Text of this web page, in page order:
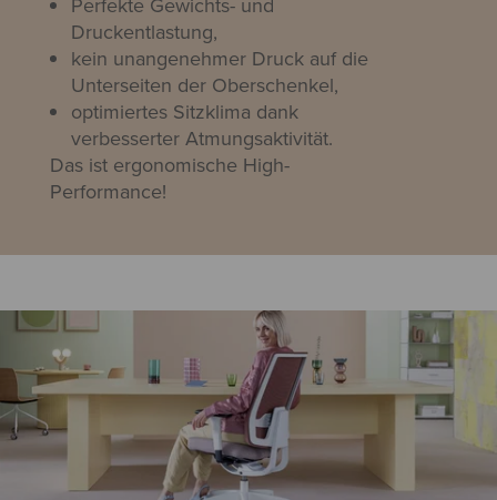
Druckentlastung,
kein unangenehmer Druck auf die
Unterseiten der Oberschenkel,
optimiertes Sitzklima dank
verbesserter Atmungsaktivität.
Das ist ergonomische High-
Performance!